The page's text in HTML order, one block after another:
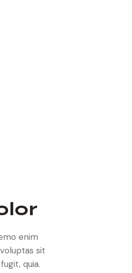
enim
sit
quia.